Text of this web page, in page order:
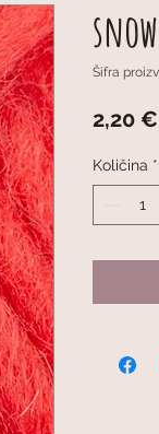
Šifra
2,20 €
Količina *